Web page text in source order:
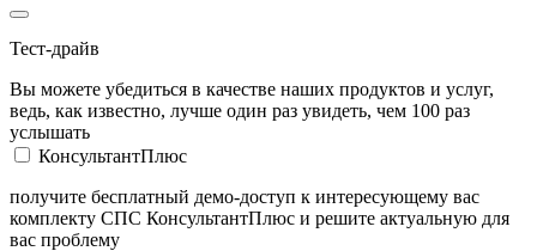
Тест-драйв
Вы можете убедиться в качестве наших продуктов и услуг,
ведь, как известно, лучше один раз увидеть, чем 100 раз
услышать
КонсультантПлюс
получите бесплатный демо-доступ к интересующему вас
комплекту СПС КонсультантПлюс и решите актуальную для
вас проблему